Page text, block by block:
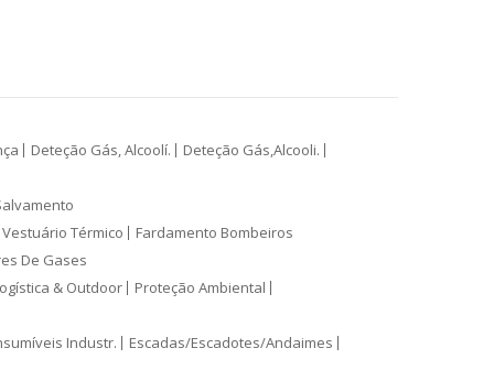
Deteção Gás, Alcoolí.
Deteção Gás,Alcooli.
Vestuário Térmico Fardamento Bombeiros
De Gases
& Outdoor
Proteção Ambiental
Industr.
Escadas/Escadotes/Andaimes